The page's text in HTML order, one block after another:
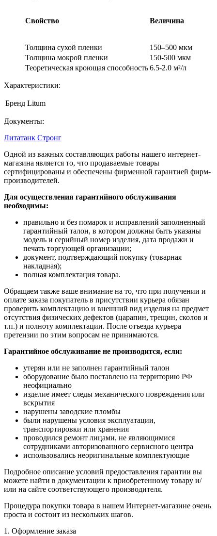
Свойство Величина
Толщина сухой пленки
150–500 мкм
Толщина мокрой пленки
150-500 мкм
Теоретическая кроющая способность 6.5-2.0 м²/л
Характеристики:
Бренд Litum
Документы:
Литатанк Стронг
Одной из важных составляющих работы нашего интернет-
магазина является то, что продаваемые товары
сертифицированы и обеспечены фирменной гарантией фирм-
производителей.
Для осуществления гарантийного обслуживания
необходимы:
правильно и без помарок и исправлений заполненный
гарантийный талон, в котором должны быть указаны
модель и серийный номер изделия, дата продажи и
печать торгующей организации;
документ, подтверждающий покупку (товарная
накладная);
полная комплектация товара.
Обращаем также ваше внимание на то, что при получении и
оплате заказа покупатель в присутствии курьера обязан
проверить комплектацию и внешний вид изделия на предмет
отсутствия физических дефектов (царапин, трещин, сколов и
т.п.) и полноту комплектации. После отъезда курьера
претензии по этим вопросам не принимаются.
Гарантийное обслуживание не производится, если:
утерян или не заполнен гарантийный талон
оборудование было поставлено на территорию РФ
неофициально
изделие имеет следы механического повреждения или
вскрытия
нарушены заводские пломбы
были нарушены условия эксплуатации,
транспортировки или хранения
проводился ремонт лицами, не являющимися
сотрудниками авторизованного сервисного центра
использовались неоригинальные комплектующие
Подробное описание условий предоставления гарантии вы
можете найти в документации к приобретенному товару и/
или на сайте соответствующего производителя.
Процедура покупки товара в нашем Интернет-магазине очень
проста и состоит из нескольких шагов.
1. Оформление заказа